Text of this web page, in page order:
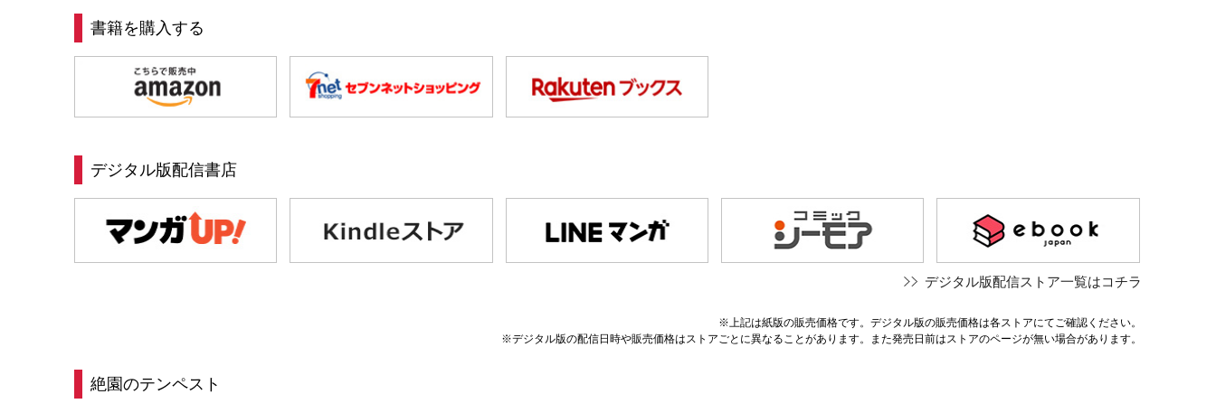
書籍を購入する
デジタル版配信書店
デジタル版配信ストア一覧はコチラ
※上記は紙版の販売価格です。デジタル版の販売価格は各ストアにてご確認ください。
※デジタル版の配信日時や販売価格はストアごとに異なることがあります。また発売日前はストアのページが無い場合があります。
絶園のテンペスト